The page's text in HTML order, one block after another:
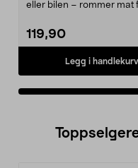
eller bilen – rommer mat
119,90
Legg i handlekurv